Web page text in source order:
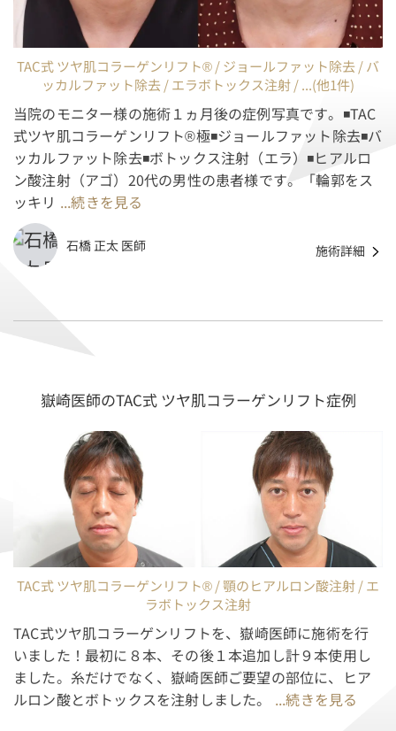
TAC式 ツヤ肌コラーゲンリフト® / ジョールファット除去 / バ
ッカルファット除去 / エラボトックス注射 / ...(他1件)
当院のモニター様の施術１ヵ月後の症例写真です。◾TAC
式ツヤ肌コラーゲンリフト®︎極◾ジョールファット除去◾バ
ッカルファット除去◾ボトックス注射（エラ）◾ヒアルロ
ン酸注射（アゴ）20代の男性の患者様です。「輪郭をス
ッキリ ...続きを見る
石橋 正太 医師 施術詳細
嶽崎医師のTAC式 ツヤ肌コラーゲンリフト症例
TAC式 ツヤ肌コラーゲンリフト® / 顎のヒアルロン酸注射 / エ
ラボトックス注射
TAC式ツヤ肌コラーゲンリフトを、嶽崎医師に施術を行
いました！最初に８本、その後１本追加し計９本使用し
ました。糸だけでなく、嶽崎医師ご要望の部位に、ヒア
ルロン酸とボトックスを注射しました。 ...続きを見る